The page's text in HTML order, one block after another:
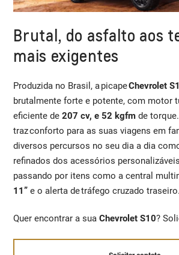
Brutal, do asfalto aos
mais exigentes
Produzida no Brasil, a picapeChevrolet
brutalmente forte e potente, com motor
eficiente de207 cv, e 52 kgfm de
traz conforto para as suas viagens em
diversos percursos no seu dia a dia
refinados dos acessórios
passando por itens como a central
11” e o alerta de tráfego cruzado traseiro.
Quer encontrar a suaChevrolet S10?